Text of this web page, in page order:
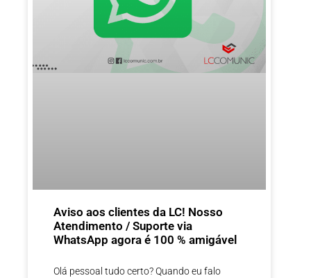
Aviso aos clientes da LC! Nosso
Atendimento / Suporte via
WhatsApp agora é 100 % amigável
Olá pessoal tudo certo? Quando eu falo